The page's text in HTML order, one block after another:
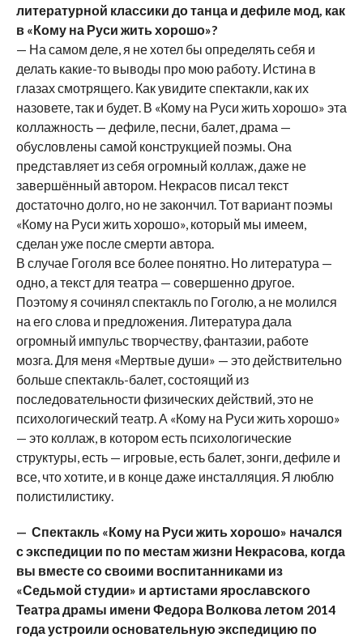
литературной классики до танца и дефиле мод, как
в «Кому на Руси жить хорошо»?
— На самом деле, я не хотел бы определять себя и
делать какие-то выводы про мою работу. Истина в
глазах смотрящего. Как увидите спектакли, как их
назовете, так и будет. В «Кому на Руси жить хорошо» эта
коллажность — дефиле, песни, балет, драма —
обусловлены самой конструкцией поэмы. Она
представляет из себя огромный коллаж, даже не
завершённый автором. Некрасов писал текст
достаточно долго, но не закончил. Тот вариант поэмы
«Кому на Руси жить хорошо», который мы имеем,
сделан уже после смерти автора.
В случае Гоголя все более понятно. Но литература —
одно, а текст для театра — совершенно другое.
Поэтому я сочинял спектакль по Гоголю, а не молился
на его слова и предложения. Литература дала
огромный импульс творчеству, фантазии, работе
мозга. Для меня «Мертвые души» — это действительно
больше спектакль-балет, состоящий из
последовательности физических действий, это не
психологический театр. А «Кому на Руси жить хорошо»
— это коллаж, в котором есть психологические
структуры, есть — игровые, есть балет, зонги, дефиле и
все, что хотите, и в конце даже инсталляция. Я люблю
полистилистику.
— Спектакль «Кому на Руси жить хорошо» начался
с экспедиции по по местам жизни Некрасова, когда
вы вместе со своими воспитанниками из
«Седьмой студии» и артистами ярославского
Театра драмы имени Федора Волкова летом 2014
года устроили основательную экспедицию по